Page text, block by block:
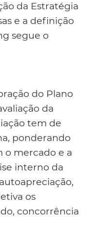
da Estratégia
e a definição
segue o
do Plano
da
tem de
ponderando
o mercado e a
interno da
os
concorrência